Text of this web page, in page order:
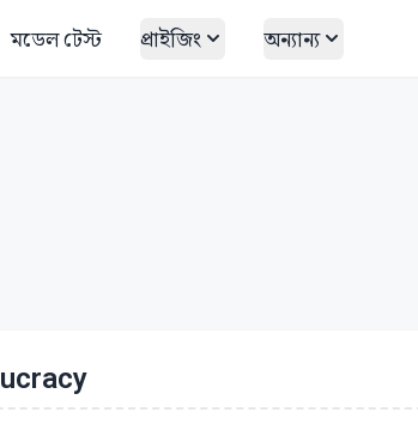
মডেল টেস্ট প্রাইজিং অন্যান্য